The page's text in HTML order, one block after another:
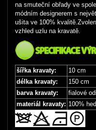
na smuteční obřady ve
módním designerem s
ušita ve 100%
vzhled uzlu na kravatě.
šířka kravaty:
10 cm
délka kravaty:
150 cm
barva kravaty:
fialové
materiál kravaty: 100%